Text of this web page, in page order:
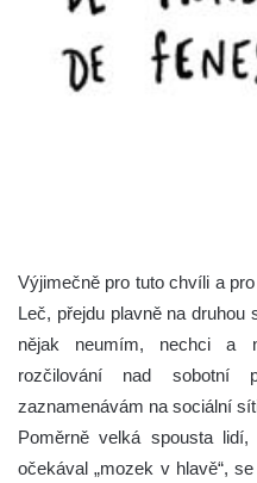
Výjimečně pro tuto chvíli a
Leč, přejdu plavně na
nějak neumím, nechci a
rozčilování nad sobotní
zaznamenávám na sociální
Poměrně velká spousta
očekával „mozek v hlavě“,